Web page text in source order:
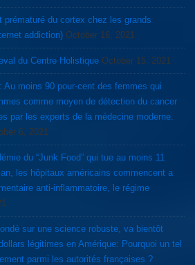
addiction) October 16, 2021
du Centre Holistique October 15, 2021
Au moins 90 pour-cent des femmes qui
comme moyen de détection du cancer
par les experts de la médecine moderne.
6, 2021
du “Junk Food” qui tue au moins 11
les hôpitaux américains commencent a
anti-inflammatoire, le régime
sur une science robuste, va bientôt
légitimes en Amérique: Pourquoi un tel
parmi les autorités françaises ?